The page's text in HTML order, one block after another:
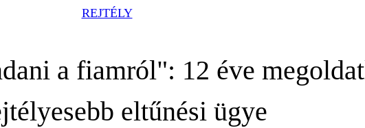
REJTÉLY
a fiamról": 12 éve
eltűnési ügye